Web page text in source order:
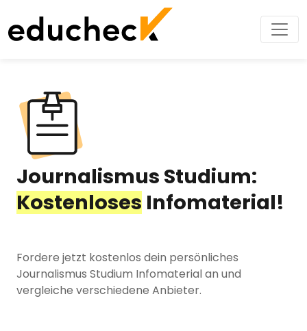
Journalismus Studium:
Kostenloses Infomaterial!
Fordere jetzt kostenlos dein persönliches
Journalismus Studium Infomaterial an und
vergleiche verschiedene Anbieter.